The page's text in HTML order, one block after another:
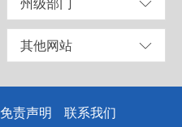
州级部门
其他网站
免责声明 联系我们